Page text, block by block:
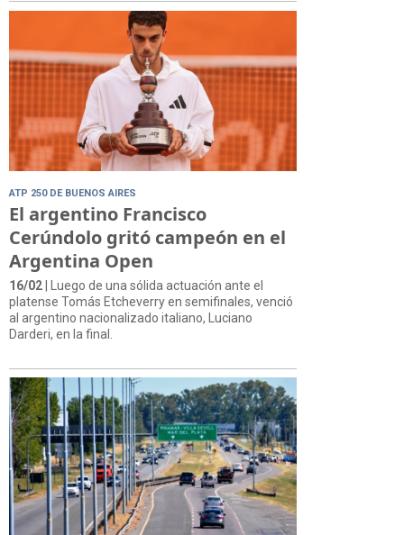
ATP 250 DE BUENOS AIRES
El argentino Francisco
Cerúndolo gritó campeón en el
Argentina Open
16/02 | Luego de una sólida actuación ante el
platense Tomás Etcheverry en semifinales, venció
al argentino nacionalizado italiano, Luciano
Darderi, en la final.